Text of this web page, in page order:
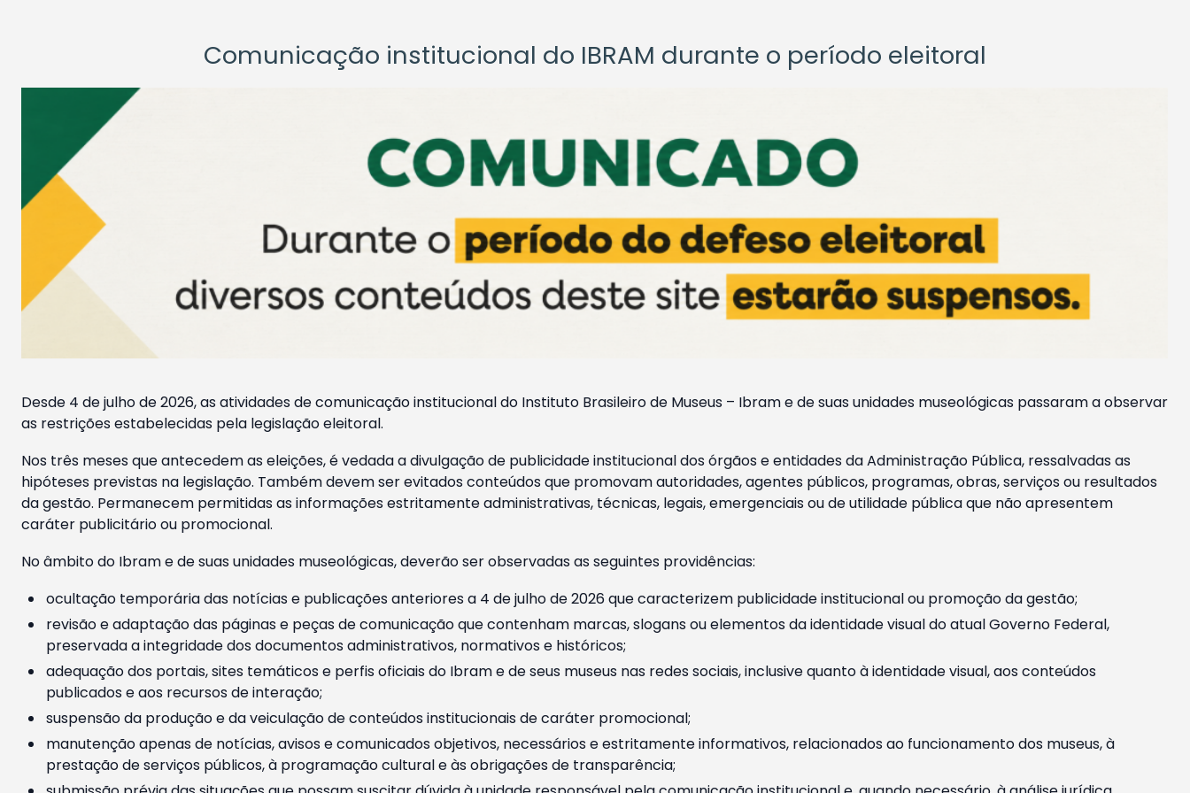
Comunicação institucional do IBRAM durante o período eleitoral
Desde 4 de julho de 2026, as atividades de comunicação institucional do Instituto Brasileiro de Museus – Ibram e de suas unidades museológicas passaram a observar
as restrições estabelecidas pela legislação eleitoral.
Nos três meses que antecedem as eleições, é vedada a divulgação de publicidade institucional dos órgãos e entidades da Administração Pública, ressalvadas as
hipóteses previstas na legislação. Também devem ser evitados conteúdos que promovam autoridades, agentes públicos, programas, obras, serviços ou resultados
da gestão. Permanecem permitidas as informações estritamente administrativas, técnicas, legais, emergenciais ou de utilidade pública que não apresentem
caráter publicitário ou promocional.
No âmbito do Ibram e de suas unidades museológicas, deverão ser observadas as seguintes providências:
ocultação temporária das notícias e publicações anteriores a 4 de julho de 2026 que caracterizem publicidade institucional ou promoção da gestão;
revisão e adaptação das páginas e peças de comunicação que contenham marcas, slogans ou elementos da identidade visual do atual Governo Federal,
preservada a integridade dos documentos administrativos, normativos e históricos;
adequação dos portais, sites temáticos e perfis oficiais do Ibram e de seus museus nas redes sociais, inclusive quanto à identidade visual, aos conteúdos
publicados e aos recursos de interação;
suspensão da produção e da veiculação de conteúdos institucionais de caráter promocional;
manutenção apenas de notícias, avisos e comunicados objetivos, necessários e estritamente informativos, relacionados ao funcionamento dos museus, à
prestação de serviços públicos, à programação cultural e às obrigações de transparência;